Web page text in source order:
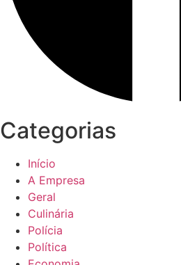
Categorias
Início
A Empresa
Geral
Culinária
Polícia
Política